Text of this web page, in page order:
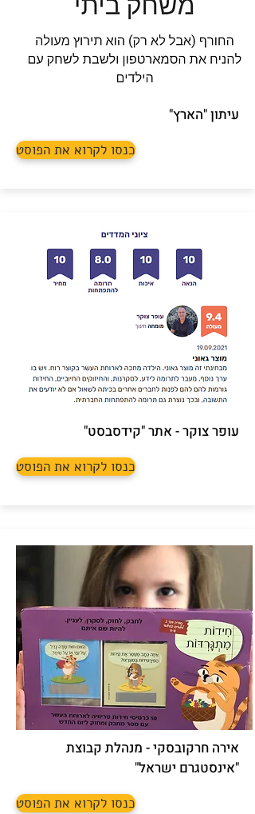
עיתון "הארץ"
כנסו לקרוא את הפוסט
עופר צוקר - אתר "קידסבסט"
כנסו לקרוא את הפוסט
אירה חרקובסקי - מנהלת קבוצת
"אינסטגרם ישראל"
כנסו לקרוא את הפוסט